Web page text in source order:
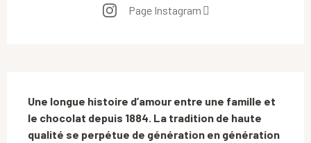
Page Instagram
Une longue histoire d’amour entre une famille et
le chocolat depuis 1884. La tradition de haute
qualité se perpétue de génération en génération